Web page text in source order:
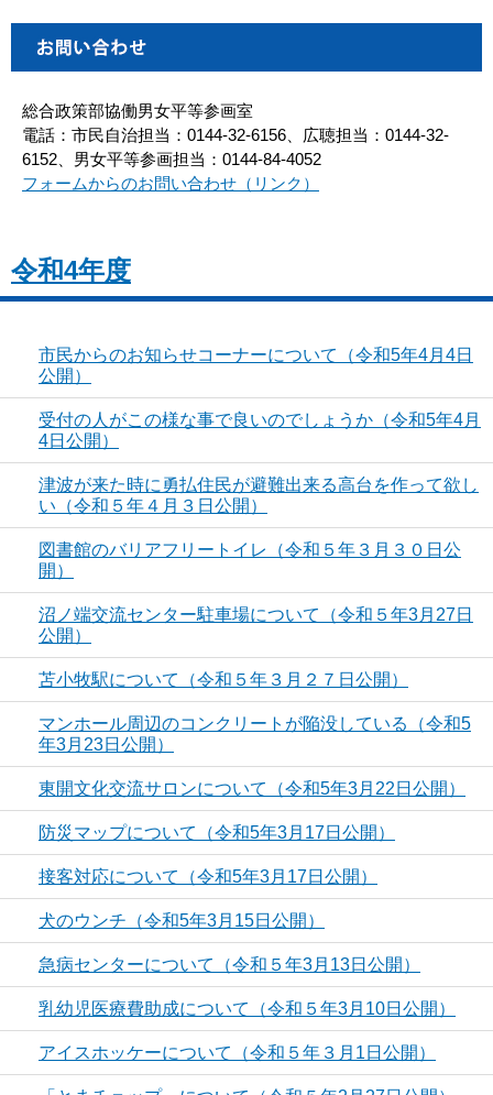
総合政策部協働男女平等参画室
電話：市民自治担当：0144-32-6156、広聴担当：0144-32-
6152、男女平等参画担当：0144-84-4052
フォームからのお問い合わせ（リンク）
令和4年度
市民からのお知らせコーナーについて（令和5年4月4日
公開）
受付の人がこの様な事で良いのでしょうか（令和5年4月
4日公開）
津波が来た時に勇払住民が避難出来る高台を作って欲し
い（令和５年４月３日公開）
図書館のバリアフリートイレ（令和５年３月３０日公
開）
沼ノ端交流センター駐車場について（令和５年3月27日
公開）
苫小牧駅について（令和５年３月２７日公開）
マンホール周辺のコンクリートが陥没している（令和5
年3月23日公開）
東開文化交流サロンについて（令和5年3月22日公開）
防災マップについて（令和5年3月17日公開）
接客対応について（令和5年3月17日公開）
犬のウンチ（令和5年3月15日公開）
急病センターについて（令和５年3月13日公開）
乳幼児医療費助成について（令和５年3月10日公開）
アイスホッケーについて（令和５年３月1日公開）